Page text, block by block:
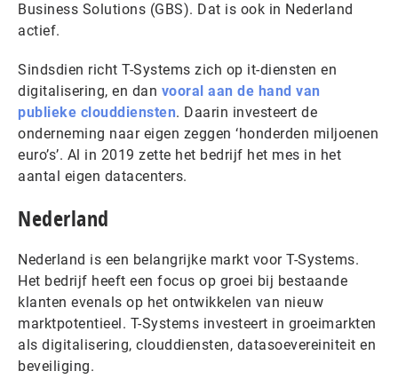
Business Solutions (GBS). Dat is ook in Nederland
actief.
Sindsdien richt T-Systems zich op it-diensten en
digitalisering, en dan vooral aan de hand van
publieke clouddiensten. Daarin investeert de
onderneming naar eigen zeggen ‘honderden miljoenen
euro’s’. Al in 2019 zette het bedrijf het mes in het
aantal eigen datacenters.
Nederland
Nederland is een belangrijke markt voor T-Systems.
Het bedrijf heeft een focus op groei bij bestaande
klanten evenals op het ontwikkelen van nieuw
marktpotentieel. T-Systems investeert in groeimarkten
als digitalisering, clouddiensten, datasoevereiniteit en
beveiliging.